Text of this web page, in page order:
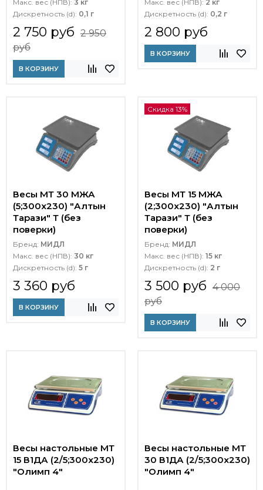
Макс. вес (НПВ): 3 кг
Дискретность (d): 0,1 г
2 750 руб 2 950
руб
В КОРЗИНУ
Макс. вес (НПВ): 2 кг
Дискретность (d): 0,2 г
2 800 руб
В КОРЗИНУ
Весы МТ 30 МЖА
(5;300x230) "Алтын
Тарази" Т (без
поверки)
Бренд: МИДЛ
Макс. вес (НПВ): 30 кг
Дискретность (d): 5 г
3 360 руб
В КОРЗИНУ
Скидка 13%
Весы МТ 15 МЖА
(2;300x230) "Алтын
Тарази" Т (без
поверки)
Бренд: МИДЛ
Макс. вес (НПВ): 15 кг
Дискретность (d): 2 г
3 500 руб 4 000
руб
В КОРЗИНУ
Весы настольные МТ
15 В1ДА (2/5;300х230)
"Олимп 4"
Весы настольные МТ
30 В1ДА (2/5;300х230)
"Олимп 4"